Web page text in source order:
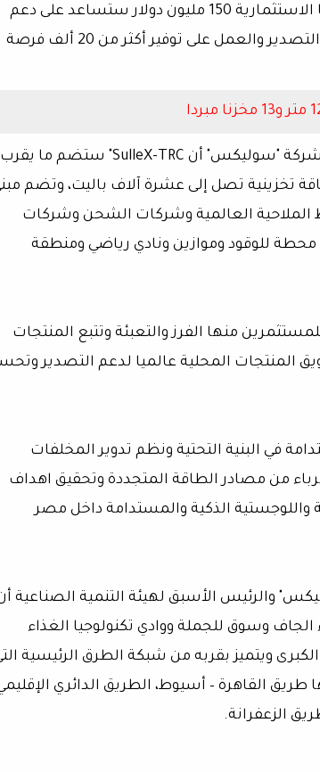
وأضاف أندرو أن مدينة" SulleX-TRC “والتي تتخطى حجم تكلفتها الاستثمارية 150 مليون دولار ستساعد على دعم
الاقتصاد المصري في توفير العملة الصعبة من خلال عمليات التصدير والعمل على توفير أكثر من 20 ألف فرصة
وصرحت عبير طه نائب رئيس مجلس الإدارة والمدير التنفيذي لشركة "سوليكس" أن SulleX-TRC" ستضم ما يقرب
من 1250 متر و13 مخزنا مبردا بطاقة تخزينية تصل إلى عشرة آلاف باليت، وتضم
والخطوط الملاحية العالمية وشركات الشحن وشركات
للوقود وموازين ونادي رياضي ومنطقة
منها الفرز والتعبئة وتتبع المنتجات
المنتجات المحلية عالميا لدعم التصدير
في البنية التحتية ونظم تدوير المخلفات
من مصادر الطاقة المتجددة وتحقيق اهداف
واللوجستية الذكية والمستدامة داخل مصر
الأسبق لهيئة التنمية الصناعية
وسوق للجملة ووادي تكنولوجيا الغذاء
ويتميز بقربه من شبكة الطرق الرئيسية
القاهرة – أسيوط، الطريق الدائري
الزعفرانة.